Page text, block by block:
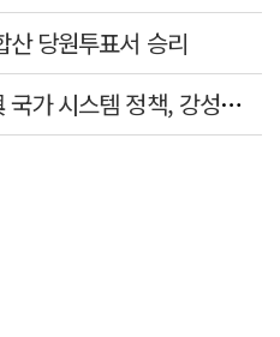
산 당원투표서 승리
[여권 국정 운영 난맥상] 與 국가 시스템 정책, 강성층 결집에 의존